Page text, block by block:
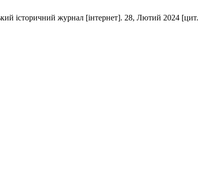
історичний журнал [інтернет]. 28, Лютий 2024 [цит.